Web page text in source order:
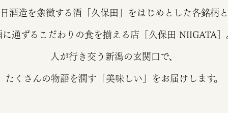
酒造を象徴する酒「久保田」をはじめとした各銘柄
通ずるこだわりの食を揃える店［久保田 NIIGATA
人が行き交う新潟の玄関口で、
たくさんの物語を潤す「美味しい」をお届けします。